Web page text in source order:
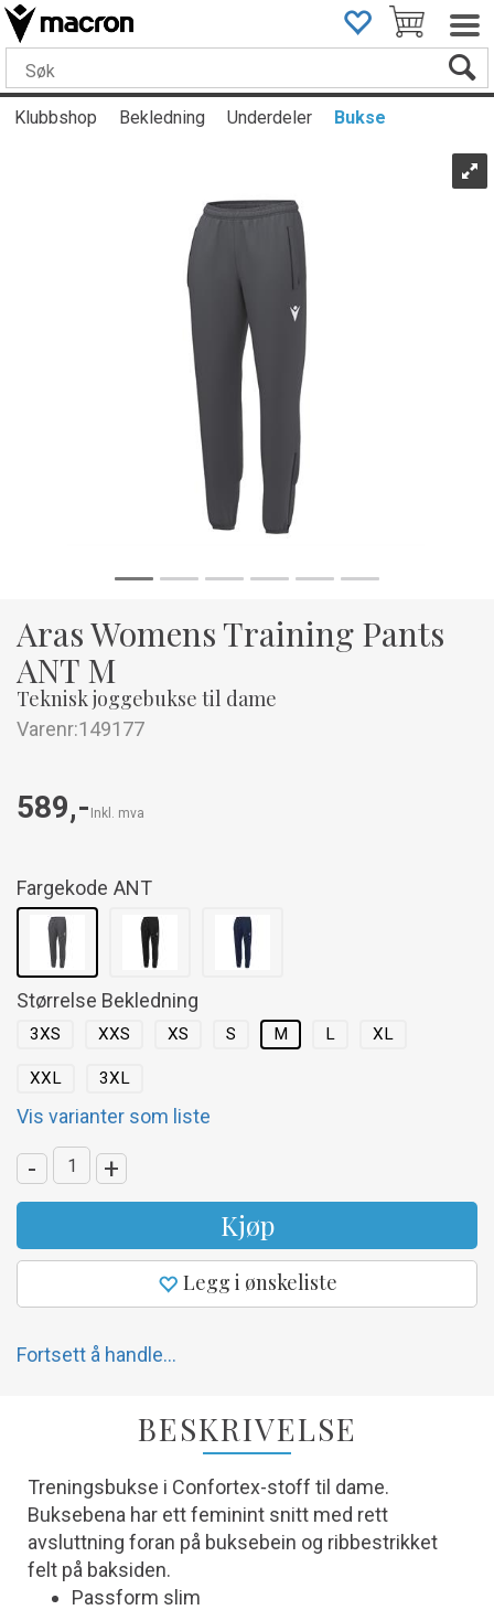
Klubbshop Bekledning Underdeler Bukse
Aras Womens Training Pants
ANT M
Teknisk joggebukse til dame
Varenr:149177
589,- Inkl. mva
Fargekode ANT
Størrelse Bekledning
3XS XXS XS S M L XL
XXL 3XL
Vis varianter som liste
- +
Kjøp
Legg i ønskeliste
Fortsett å handle...
BESKRIVELSE
Treningsbukse i Confortex-stoff til dame.
Buksebena har ett feminint snitt med rett
avsluttning foran på buksebein og ribbestrikket
felt på baksiden.
Passform slim